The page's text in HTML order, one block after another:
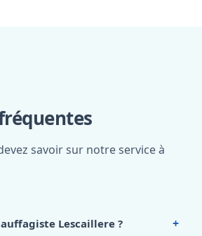
savoir sur notre service à
Lescaillere ? +